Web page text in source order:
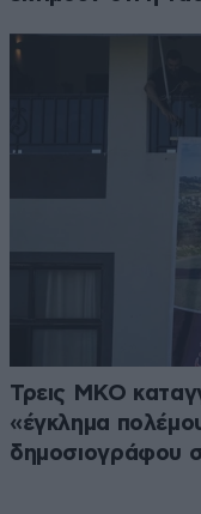
Τρεις ΜΚΟ
«έγκλημα
δημοσιογράφου